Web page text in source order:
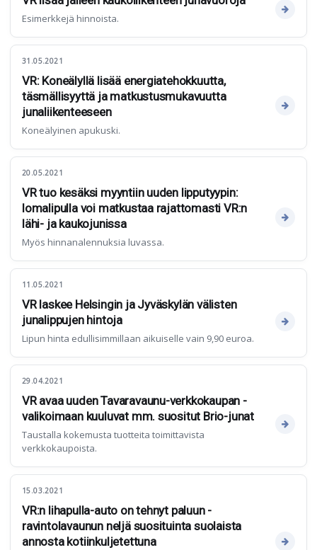
Esimerkkejä hinnoista.
31.05.2021
VR: Koneälyllä lisää energiatehokkuutta,
täsmällisyyttä ja matkustusmukavuutta
junaliikenteeseen
Koneälyinen apukuski.
20.05.2021
VR tuo kesäksi myyntiin uuden lipputyypin:
lomalipulla voi matkustaa rajattomasti VR:n
lähi- ja kaukojunissa
Myös hinnanalennuksia luvassa.
11.05.2021
VR laskee Helsingin ja Jyväskylän välisten
junalippujen hintoja
Lipun hinta edullisimmillaan aikuiselle vain 9,90 euroa.
29.04.2021
VR avaa uuden Tavaravaunu-verkkokaupan -
valikoimaan kuuluvat mm. suositut Brio-junat
Taustalla kokemusta tuotteita toimittavista
verkkokaupoista.
15.03.2021
VR:n lihapulla-auto on tehnyt paluun -
ravintolavaunun neljä suosituinta suolaista
annosta kotiinkuljetettuna